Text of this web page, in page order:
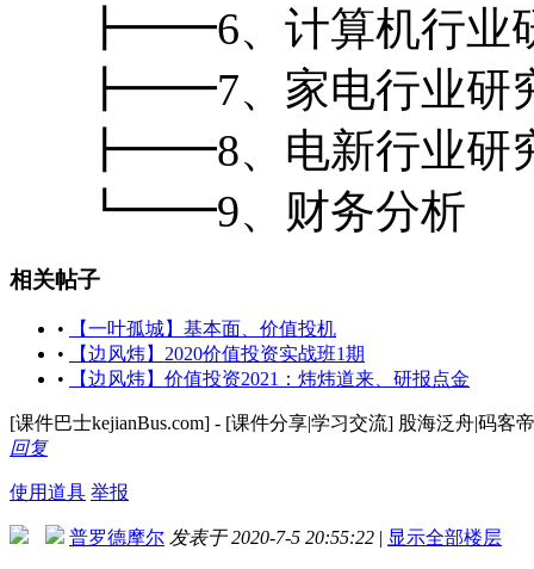
┣━━6、计算机行业
┣━━7、家电行业研
┣━━8、电新行业研
┗━━9、财务分析
相关帖子
•
【一叶孤城】基本面、价值投机
•
【边风炜】2020价值投资实战班1期
•
【边风炜】价值投资2021：炜炜道来、研报点金
[课件巴士kejianBus.com] - [课件分享|学习交流] 股海泛舟|码客
回复
使用道具 举报
普罗德摩尔 发表于 2020-7-5 20:55:22 | 显示全部楼层